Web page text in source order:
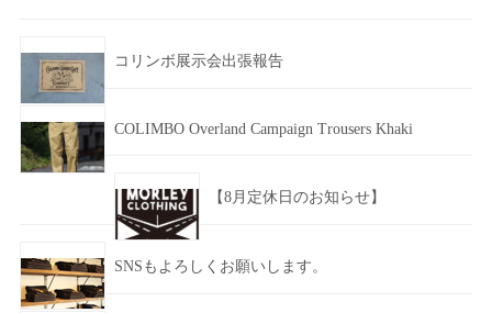
コリンボ展示会出張報告
COLIMBO Overland Campaign Trousers Khaki
【8月定休日のお知らせ】
SNSもよろしくお願いします。